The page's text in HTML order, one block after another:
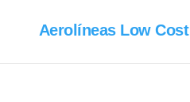
Aerolíneas Low Cost